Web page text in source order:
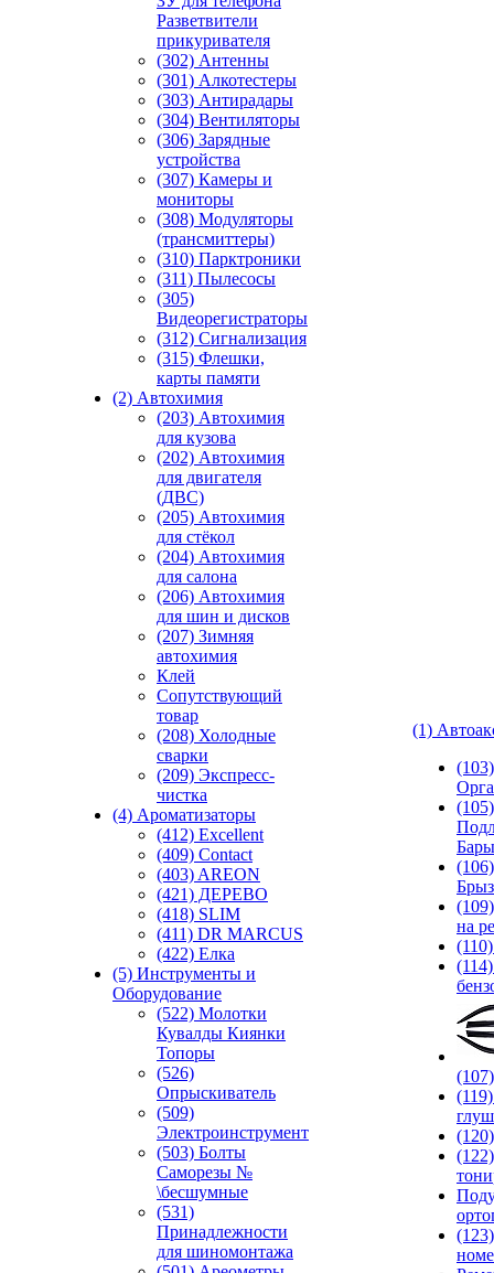
Разветвители
прикуривателя
(302) Антенны
(301) Алкотестеры
(303) Антирадары
(304) Вентиляторы
(306) Зарядные
устройства
(307) Камеры и
мониторы
(308) Модуляторы
(трансмиттеры)
(310) Парктроники
(311) Пылесосы
(305)
Видеорегистраторы
(312) Сигнализация
(315) Флешки,
карты памяти
(2) Автохимия
(203) Автохимия
для кузова
(202) Автохимия
для двигателя
(ДВС)
(205) Автохимия
для стёкол
(204) Автохимия
для салона
(206) Автохимия
для шин и дисков
(207) Зимняя
автохимия
Клей
Сопутствующий
товар
(208) Холодные
сварки
(209) Экспреcс-
чистка
(4) Ароматизаторы
(412) Excellent
(409) Contact
(403) AREON
(421) ДЕРЕВО
(418) SLIM
(411) DR MARCUS
(422) Елка
(5) Инструменты и
Оборудование
(522) Молотки
Кувалды Киянки
Топоры
(526)
Опрыскиватель
(509)
Электроинструмент
(503) Болты
Саморезы №
\бесшумные
(531)
Принадлежности
для шиномонтажа
(1)
(105)
Бары
(106)
на